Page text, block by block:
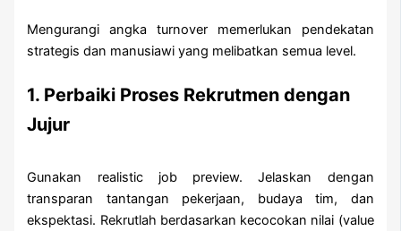
Mengurangi angka turnover memerlukan pendekatan
strategis dan manusiawi yang melibatkan semua level.
1. Perbaiki Proses Rekrutmen dengan
Jujur
Gunakan realistic job preview. Jelaskan dengan
transparan tantangan pekerjaan, budaya tim, dan
ekspektasi. Rekrutlah berdasarkan kecocokan nilai (value